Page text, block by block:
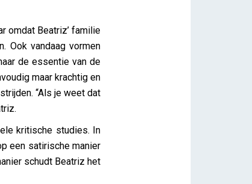
omdat Beatriz’ familie
Ook vandaag vormen
de essentie van de
maar krachtig en
“Als je weet dat
kritische studies. In
een satirische manier
schudt Beatriz het